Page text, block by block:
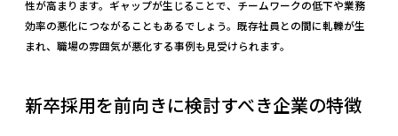
性が高まります。ギャップが生じることで、チームワークの低下や業務
効率の悪化につながることもあるでしょう。既存社員との間に軋轢が生
まれ、職場の雰囲気が悪化する事例も見受けられます。
新卒採用を前向きに検討すべき企業の特徴